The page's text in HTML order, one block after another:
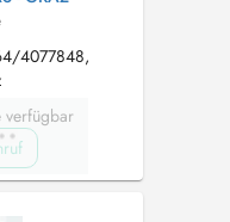
4077848,
verfügbar